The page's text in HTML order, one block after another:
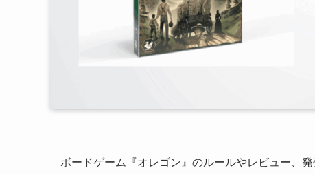
ボードゲーム『オレゴン』のルールやレビュー、